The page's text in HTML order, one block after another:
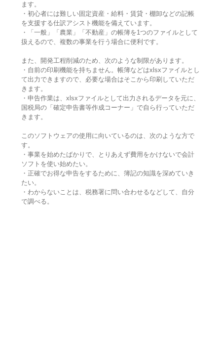
ます。
・初心者には難しい固定資産・給料・賃貸・棚卸などの記帳
を支援する仕訳アシスト機能を備えています。
・「一般」「農業」「不動産」の帳簿を1つのファイルとして
扱えるので、複数の事業を行う場合に便利です。
また、開発工程削減のため、次のような制限があります。
・自前の印刷機能を持ちません。帳簿などはxlsxファイルとし
て出力できますので、必要な場合はそこから印刷していただ
きます。
・申告作業は、xlsxファイルとして出力されるデータを元に、
国税局の「確定申告書等作成コーナー」で自ら行っていただ
きます。
このソフトウェアの使用に向いているのは、次のような方で
す。
・事業を始めたばかりで、とりあえず費用をかけないで会計
ソフトを使い始めたい。
・正確でお得な申告をするために、簿記の知識を深めていき
たい。
・わからないことは、税務署に問い合わせるなどして、自分
で調べる。